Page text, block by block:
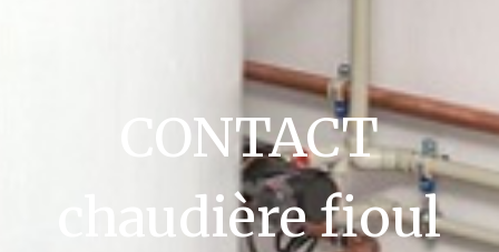
CONTACT
chaudière fioul